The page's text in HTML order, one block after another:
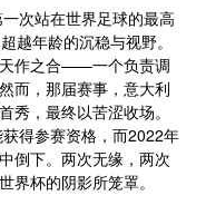
次站在世界足球的最高
越年龄的沉稳与视野。
作之合——一个负责调
而，那届赛事，意大利
秀，最终以苦涩收场。
得参赛资格，而2022年
倒下。两次无缘，两次
界杯的阴影所笼罩。